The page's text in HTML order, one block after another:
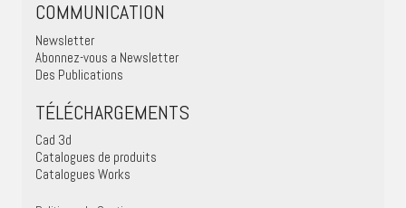
COMMUNICATION
Newsletter
Abonnez-vous a Newsletter
Des Publications
TÉLÉCHARGEMENTS
Cad 3d
Catalogues de produits
Catalogues Works